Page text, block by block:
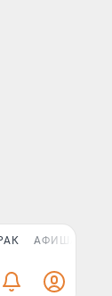
АФИША PLUS